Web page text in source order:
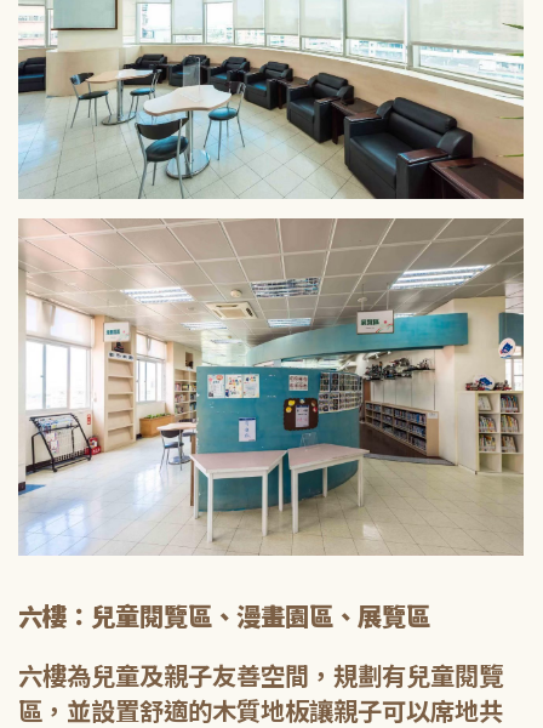
六樓：兒童閱覽區、漫畫園區、展覽區
六樓為兒童及親子友善空間，規劃有兒童閱覽
區，並設置舒適的木質地板讓親子可以席地共